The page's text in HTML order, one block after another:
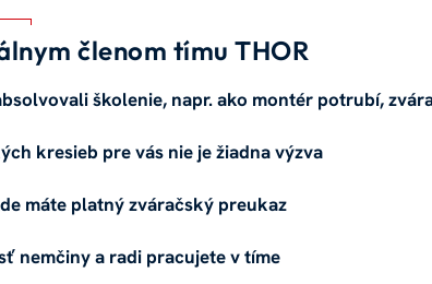
členom tímu THOR
školenie, napr. ako montér potrubí,
kresieb pre vás nie je žiadna výzva
máte platný zváračský preukaz
nemčiny a radi pracujete v tíme